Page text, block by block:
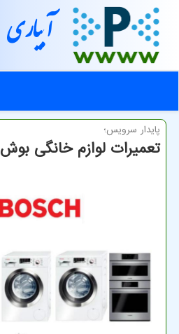
آبیاری
پایدار سرویس؛
تعمیرات لوازم خانگی بوش